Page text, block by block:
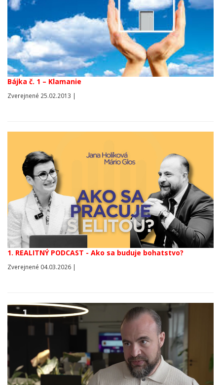
Bájka č. 1 – Klamanie
Zverejnené 25.02.2013 |
1. REALITNÝ PODCAST - Ako sa buduje bohatstvo?
Zverejnené 04.03.2026 |